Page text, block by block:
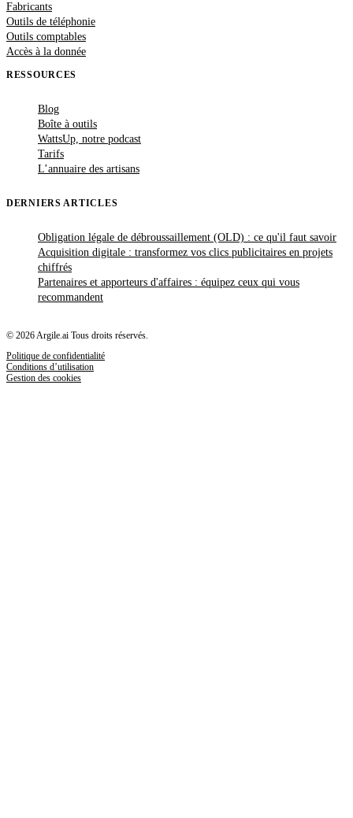
Fabricants
Outils de téléphonie
Outils comptables
Accès à la donnée
RESSOURCES
Blog
Boîte à outils
WattsUp, notre podcast
Tarifs
L’annuaire des artisans
DERNIERS ARTICLES
Obligation légale de débroussaillement (OLD) : ce qu'il faut savoir
Acquisition digitale : transformez vos clics publicitaires en projets
chiffrés
Partenaires et apporteurs d'affaires : équipez ceux qui vous
recommandent
© 2026 Argile.ai Tous droits réservés.
Politique de confidentialité
Conditions d’utilisation
Gestion des cookies